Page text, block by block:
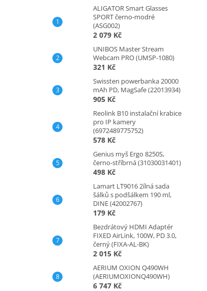
ALIGATOR Smart Glasses
SPORT černo-modré
(ASG002)
2 079 Kč
UNIBOS Master Stream
Webcam PRO (UMSP-1080)
321 Kč
Swissten powerbanka 20000
mAh PD, MagSafe (22013934)
905 Kč
Reolink B10 instalační krabice
pro IP kamery
(6972489775752)
578 Kč
Genius myš Ergo 8250S,
černo-stříbrná (31030031401)
498 Kč
Lamart LT9016 2ílná sada
šálků s podšálkem 190 ml,
DINE (42002767)
179 Kč
Bezdrátový HDMI Adaptér
FIXED AirLink, 100W, PD 3.0,
černý (FIXA-AL-BK)
2 015 Kč
AERIUM OXION Q490WH
(AERIUMOXIONQ490WH)
6 747 Kč